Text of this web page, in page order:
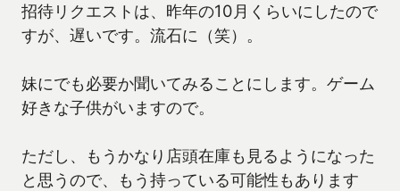
招待リクエストは、昨年の10月くらいにしたので
すが、遅いです。流石に（笑）。
妹にでも必要か聞いてみることにします。ゲーム
好きな子供がいますので。
ただし、もうかなり店頭在庫も見るようになった
と思うので、もう持っている可能性もあります